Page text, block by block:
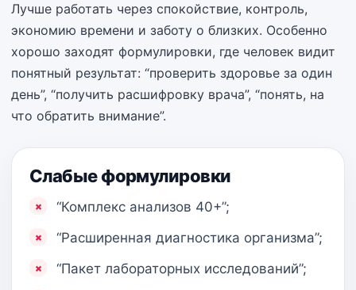
Лучше работать через спокойствие, контроль,
экономию времени и заботу о близких. Особенно
хорошо заходят формулировки, где человек видит
понятный результат: “проверить здоровье за один
день”, “получить расшифровку врача”, “понять, на
что обратить внимание”.
Слабые формулировки
“Комплекс анализов 40+”;
“Расширенная диагностика организма”;
“Пакет лабораторных исследований”;